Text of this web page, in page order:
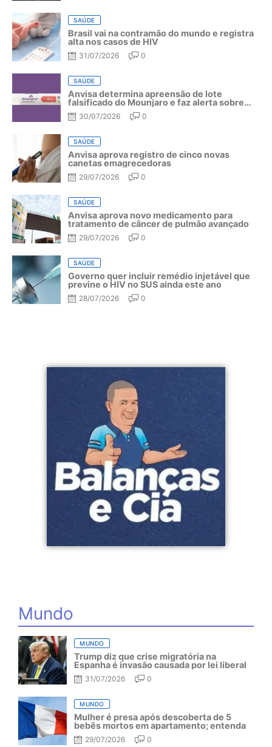
SAÚDE
Brasil vai na contramão do mundo e registra
alta nos casos de HIV
31/07/2026 0
SAÚDE
Anvisa determina apreensão de lote
falsificado do Mounjaro e faz alerta sobre
riscos do medicamento
30/07/2026 0
SAÚDE
Anvisa aprova registro de cinco novas
canetas emagrecedoras
29/07/2026 0
SAÚDE
Anvisa aprova novo medicamento para
tratamento de câncer de pulmão avançado
29/07/2026 0
SAÚDE
Governo quer incluir remédio injetável que
previne o HIV no SUS ainda este ano
28/07/2026 0
Mundo
MUNDO
Trump diz que crise migratória na
Espanha é invasão causada por lei liberal
31/07/2026 0
MUNDO
Mulher é presa após descoberta de 5
bebês mortos em apartamento; entenda
29/07/2026 0